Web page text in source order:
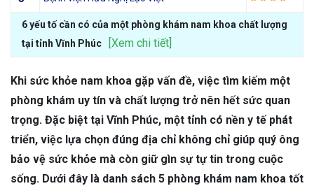
6 yếu tố cần có của một phòng khám nam khoa chất lượng
tại tỉnh Vĩnh Phúc
[Xem chi tiết]
Khi sức khỏe nam khoa gặp vấn đề, việc tìm kiếm một
phòng khám uy tín và chất lượng trở nên hết sức quan
trọng. Đặc biệt tại Vĩnh Phúc, một tỉnh có nền y tế phát
triển, việc lựa chọn đúng địa chỉ không chỉ giúp quý ông
bảo vệ sức khỏe mà còn giữ gìn sự tự tin trong cuộc
sống. Dưới đây là danh sách 5 phòng khám nam khoa tốt